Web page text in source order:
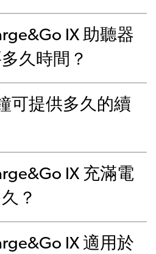
IX 助聽器
久時間？
可提供多久的續
IX 充滿電
？
IX 適用於